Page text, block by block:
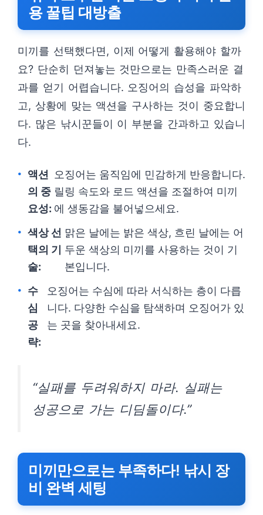
용 꿀팁 대방출
미끼를 선택했다면, 이제 어떻게 활용해야 할까
요? 단순히 던져놓는 것만으로는 만족스러운 결
과를 얻기 어렵습니다. 오징어의 습성을 파악하
고, 상황에 맞는 액션을 구사하는 것이 중요합니
다. 많은 낚시꾼들이 이 부분을 간과하고 있습니
다.
액션
의 중
요성:
오징어는 움직임에 민감하게 반응합니다.
릴링 속도와 로드 액션을 조절하여 미끼
에 생동감을 불어넣으세요.
색상 선
택의 기
술:
맑은 날에는 밝은 색상, 흐린 날에는 어
두운 색상의 미끼를 사용하는 것이 기
본입니다.
수
심
공
략:
오징어는 수심에 따라 서식하는 층이 다릅
니다. 다양한 수심을 탐색하며 오징어가 있
는 곳을 찾아내세요.
“실패를 두려워하지 마라. 실패는
성공으로 가는 디딤돌이다.”
미끼만으로는 부족하다! 낚시 장
비 완벽 세팅